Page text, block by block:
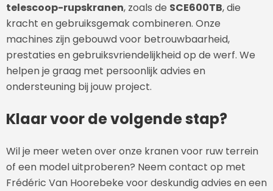
telescoop-rupskranen, zoals de SCE600TB, die
kracht en gebruiksgemak combineren. Onze
machines zijn gebouwd voor betrouwbaarheid,
prestaties en gebruiksvriendelijkheid op de werf. We
helpen je graag met persoonlijk advies en
ondersteuning bij jouw project.
Klaar voor de volgende stap?
Wil je meer weten over onze kranen voor ruw terrein
of een model uitproberen? Neem contact op met
Frédéric Van Hoorebeke voor deskundig advies en een